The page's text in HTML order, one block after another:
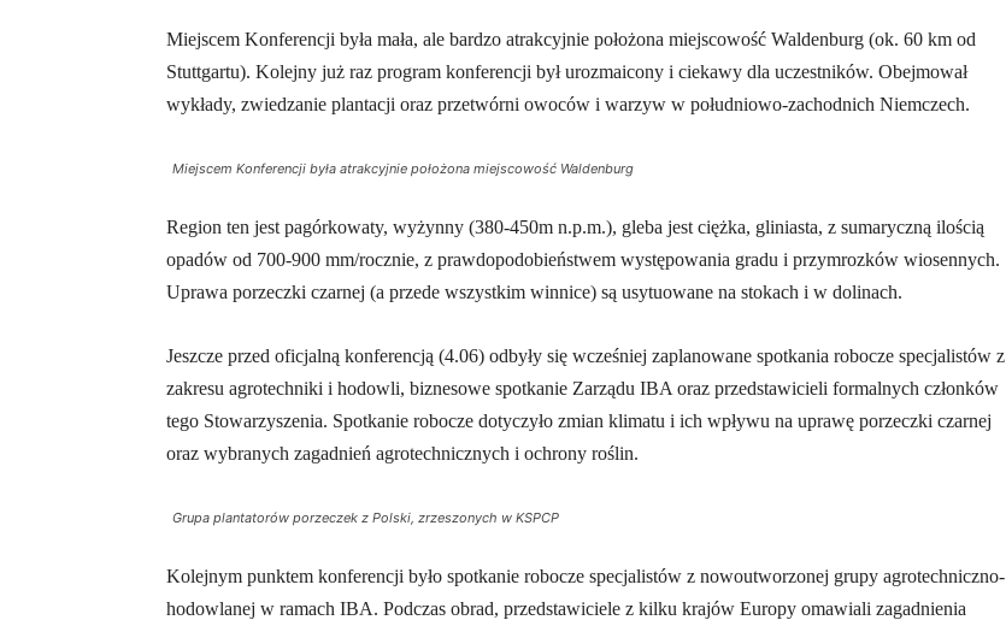
Miejscem Konferencji była mała, ale bardzo atrakcyjnie położona miejscowość Waldenburg (ok. 60 km od
Stuttgartu). Kolejny już raz program konferencji był urozmaicony i ciekawy dla uczestników. Obejmował
wykłady, zwiedzanie plantacji oraz przetwórni owoców i warzyw w południowo-zachodnich Niemczech.
Miejscem Konferencji była atrakcyjnie położona miejscowość Waldenburg
Region ten jest pagórkowaty, wyżynny (380-450m n.p.m.), gleba jest ciężka, gliniasta, z sumaryczną ilością
opadów od 700-900 mm/rocznie, z prawdopodobieństwem występowania gradu i przymrozków wiosennych.
Uprawa porzeczki czarnej (a przede wszystkim winnice) są usytuowane na stokach i w dolinach.
Jeszcze przed oficjalną konferencją (4.06) odbyły się wcześniej zaplanowane spotkania robocze specjalistów z
zakresu agrotechniki i hodowli, biznesowe spotkanie Zarządu IBA oraz przedstawicieli formalnych członków
tego Stowarzyszenia. Spotkanie robocze dotyczyło zmian klimatu i ich wpływu na uprawę porzeczki czarnej
oraz wybranych zagadnień agrotechnicznych i ochrony roślin.
Grupa plantatorów porzeczek z Polski, zrzeszonych w KSPCP
Kolejnym punktem konferencji było spotkanie robocze specjalistów z nowoutworzonej grupy agrotechniczno-
hodowlanej w ramach IBA. Podczas obrad, przedstawiciele z kilku krajów Europy omawiali zagadnienia